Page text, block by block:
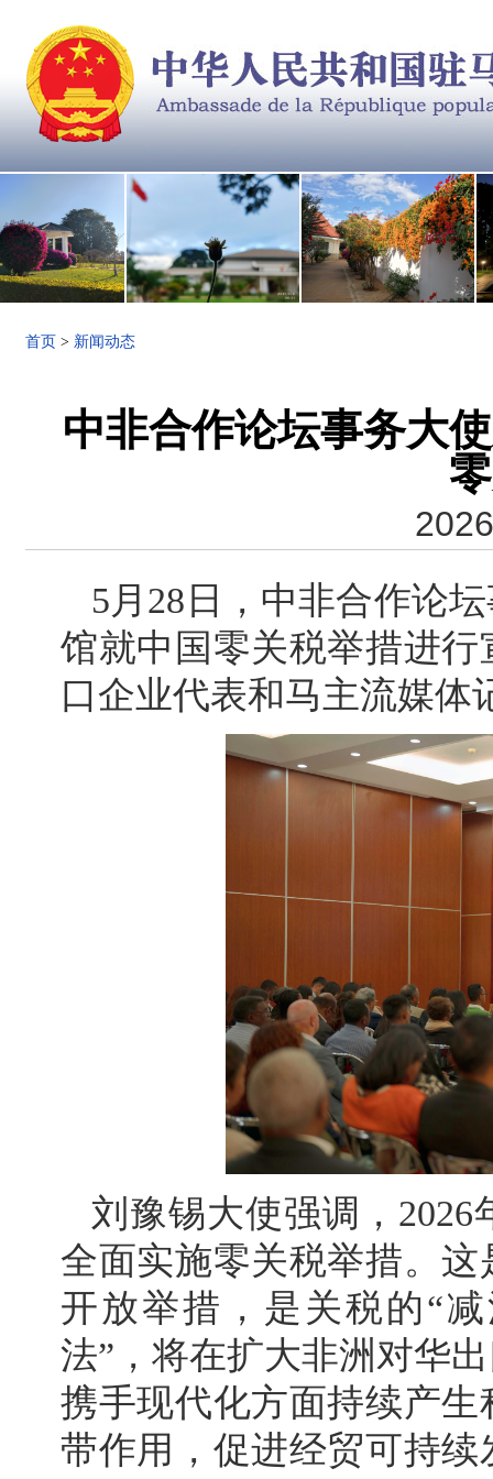
首页 > 新闻动态
中非合作论坛事务大
5月28日，中非合作论
馆就中国零关税举措进
口企业代表和马主流媒体
刘豫锡大使强调，
全面实施零关税举措。
开放举措，是关税的“
法”，将在扩大非洲对华
携手现代化方面持续产
带作用，促进经贸可持